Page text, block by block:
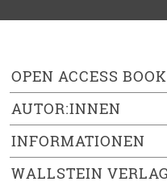
OPEN ACCESS
AUTOR:INNEN
INFORMATIONEN
WALLSTEIN VERLAG